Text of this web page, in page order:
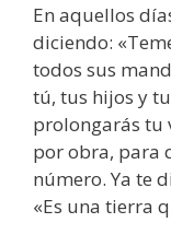
En aquellos
diciendo:
todos sus
tú, tus hijos y
prolongarás tu
por obra, para
número. Ya te
«Es una tierra